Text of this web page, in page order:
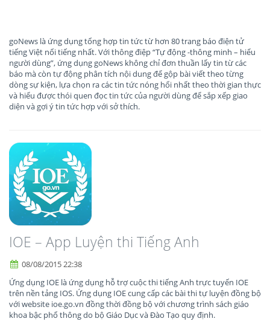
goNews là ứng dụng tổng hợp tin tức từ hơn 80 trang báo điện tử
tiếng Việt nổi tiếng nhất. Với thông điệp “Tự động -thông minh – hiểu
người dùng”, ứng dụng goNews không chỉ đơn thuần lấy tin từ các
báo mà còn tự động phân tích nội dung để gộp bài viết theo từng
dòng sự kiện, lựa chọn ra các tin tức nóng hổi nhất theo thời gian thực
và hiểu được thói quen đọc tin tức của người dùng để sắp xếp giao
diện và gợi ý tin tức hợp với sở thích.
IOE – App Luyện thi Tiếng Anh
08/08/2015 22:38
Ứng dụng IOE là ứng dụng hỗ trợ cuộc thi tiếng Anh trực tuyến IOE
trên nền tảng IOS. Ứng dụng IOE cung cấp các bài thi tự luyện đồng bộ
với website ioe.go.vn đồng thời đồng bộ với chương trình sách giáo
khoa bậc phổ thông do bộ Giáo Dục và Đào Tạo quy định.